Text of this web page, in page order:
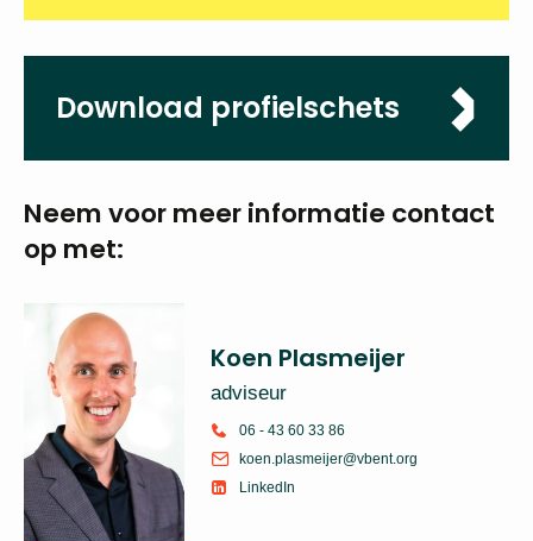
Download profielschets
Neem voor meerinformatie contact
op met:
Koen Plasmeijer
adviseur
06 - 43 60 33 86
koen.plasmeijer@vbent.org
LinkedIn